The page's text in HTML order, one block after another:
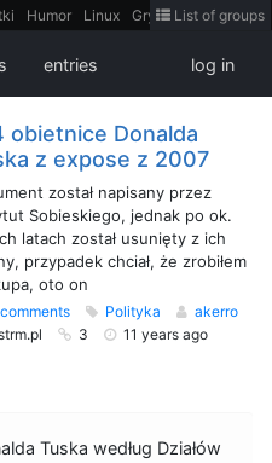
Humor Linux Gry
Teh
FotoHistoria
Truelolcontent
FilmyDokumentalne
Tradycyjne gry
List of groups
entries log in
obietnice Donalda
z expose z 2007
został napisany przez
Sobieskiego, jednak po ok.
latach został usunięty z ich
przypadek chciał, że zrobiłem
oto on
Polityka
akerro
3 11 years ago
Tuska według Działów